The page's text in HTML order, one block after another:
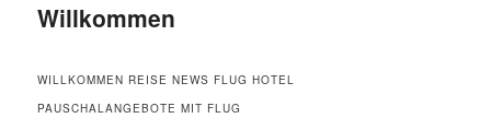
Willkommen
WILLKOMMEN REISE NEWS FLUG HOTEL
PAUSCHALANGEBOTE MIT FLUG